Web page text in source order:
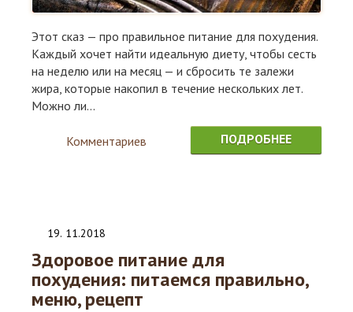
Этот сказ — про правильное питание для похудения.
Каждый хочет найти идеальную диету, чтобы сесть
на неделю или на месяц — и сбросить те залежи
жира, которые накопил в течение нескольких лет.
Можно ли...
Комментариев ПОДРОБНЕЕ
19. 11.2018
Здоровое питание для
похудения: питаемся правильно,
меню, рецепт